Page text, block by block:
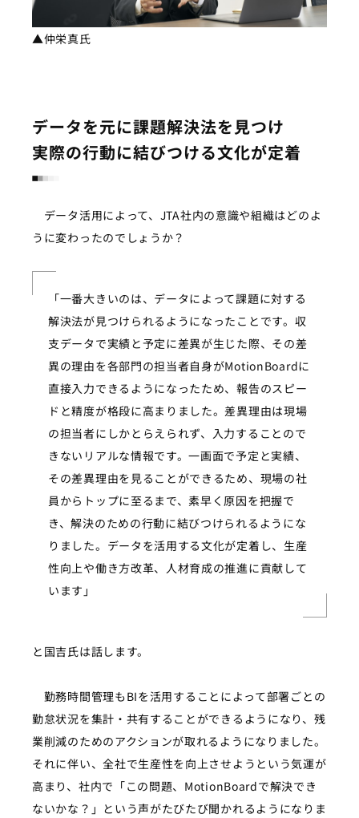
▲仲栄真氏
データを元に課題解決法を見つけ
実際の行動に結びつける文化が定着
データ活用によって、JTA社内の意識や組織はどのよ
うに変わったのでしょうか？
「一番大きいのは、データによって課題に対する
解決法が見つけられるようになったことです。収
支データで実績と予定に差異が生じた際、その差
異の理由を各部門の担当者自身がMotionBoardに
直接入力できるようになったため、報告のスピー
ドと精度が格段に高まりました。差異理由は現場
の担当者にしかとらえられず、入力することので
きないリアルな情報です。一画面で予定と実績、
その差異理由を見ることができるため、現場の社
員からトップに至るまで、素早く原因を把握で
き、解決のための行動に結びつけられるようにな
りました。データを活用する文化が定着し、生産
性向上や働き方改革、人材育成の推進に貢献して
います」
と国吉氏は話します。
勤務時間管理もBIを活用することによって部署ごとの
勤怠状況を集計・共有することができるようになり、残
業削減のためのアクションが取れるようになりました。
それに伴い、全社で生産性を向上させようという気運が
高まり、社内で「この問題、MotionBoardで解決でき
ないかな？」という声がたびたび聞かれるようになりま